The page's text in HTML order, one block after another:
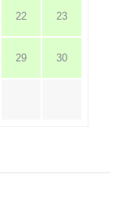
22 23
29 30